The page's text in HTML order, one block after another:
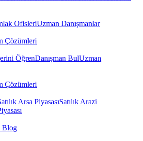
OfisleriUzman Danışmanlar
Çözümleri
ÖğrenDanışman BulUzman
Çözümleri
Arsa PiyasasıSatılık Arazi
Blog